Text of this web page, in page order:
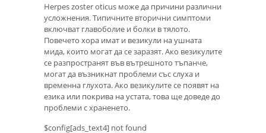
Herpes zoster oticus може да причини различни
усложнения. Типичните вторични симптоми
включват главоболие и болки в тялото.
Повечето хора имат и везикули на ушната
мида, които могат да се заразят. Ако везикулите
се разпространят във вътрешното тъпанче,
могат да възникнат проблеми със слуха и
временна глухота. Ако везикулите се появят на
езика или покрива на устата, това ще доведе до
проблеми с храненето.
$config[ads_text4] not found